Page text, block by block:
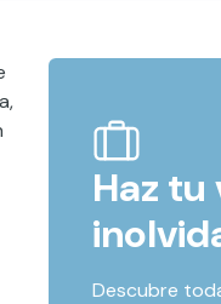
Haz tu
Descubre